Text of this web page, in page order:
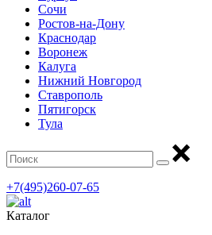
Сочи
Ростов-на-Дону
Краснодар
Воронеж
Калуга
Нижний Новгород
Ставрополь
Пятигорск
Тула
+7(495)260-07-65
Каталог